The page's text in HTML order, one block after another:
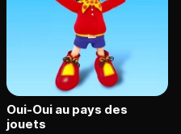
Oui-Oui au pays des
jouets